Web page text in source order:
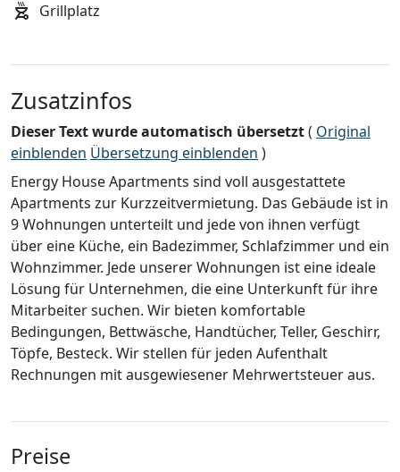
Grillplatz
Zusatzinfos
Dieser Text wurde automatisch übersetzt( Original
einblenden Übersetzung einblenden )
Energy House Apartments sind voll ausgestattete
Apartments zur Kurzzeitvermietung. Das Gebäude ist in
9 Wohnungen unterteilt und jede von ihnen verfügt
über eine Küche, ein Badezimmer, Schlafzimmer und ein
Wohnzimmer. Jede unserer Wohnungen ist eine ideale
Lösung für Unternehmen, die eine Unterkunft für ihre
Mitarbeiter suchen. Wir bieten komfortable
Bedingungen, Bettwäsche, Handtücher, Teller, Geschirr,
Töpfe, Besteck. Wir stellen für jeden Aufenthalt
Rechnungen mit ausgewiesener Mehrwertsteuer aus.
Preise